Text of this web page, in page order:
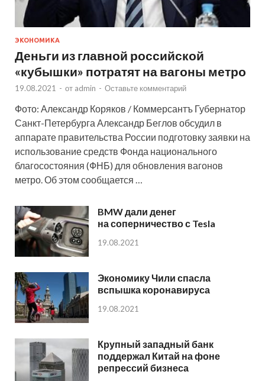
ЭКОНОМИКА
Деньги из главной российской
«кубышки» потратят на вагоны метро
19.08.2021 - от admin - Оставьте комментарий
Фото: Александр Коряков / Коммерсантъ Губернатор
Санкт-Петербурга Александр Беглов обсудил в
аппарате правительства России подготовку заявки на
использование средств Фонда национального
благосостояния (ФНБ) для обновления вагонов
метро. Об этом сообщается …
BMW дали денег
на соперничество с Tesla
19.08.2021
Экономику Чили спасла
вспышка коронавируса
19.08.2021
Крупный западный банк
поддержал Китай на фоне
репрессий бизнеса